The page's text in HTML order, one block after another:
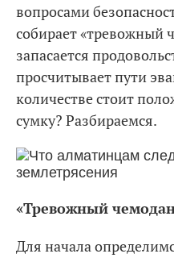
вопросами
собирает «тревожный
запасается
просчитывает пути
количестве стоит
сумку? Разбираемся.
«Тревожный
Для начала